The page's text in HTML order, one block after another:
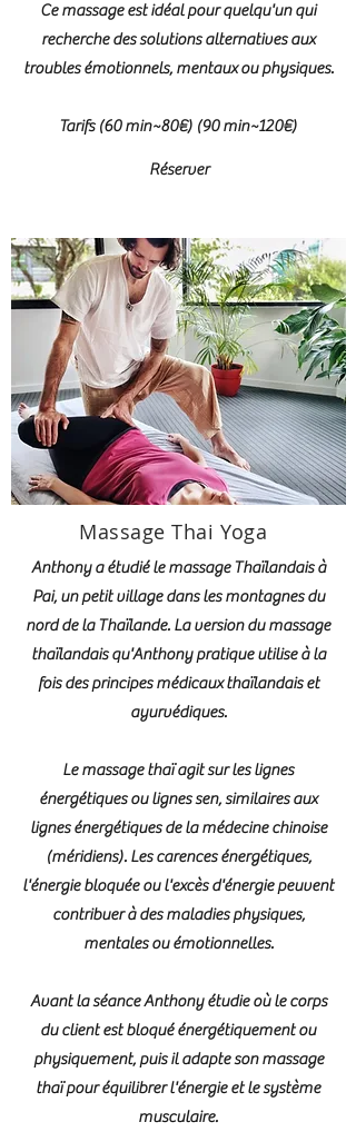
Ce massage est idéal pour quelqu'un qui
recherche des solutions alternatives aux
troubles émotionnels, mentaux ou physiques.
Tarifs (60 min~80€) (90 min~120€)
Réserver
Massage Thai Yoga
Anthony a étudié le massage Thaïlandais à
Pai, un petit village dans les montagnes du
nord de la Thaïlande. La version du massage
thaïlandais qu'Anthony pratique utilise à la
fois des principes médicaux thaïlandais et
ayurvédiques.
Le massage thaï agit sur les lignes
énergétiques ou lignes sen, similaires aux
lignes énergétiques de la médecine chinoise
(méridiens). Les carences énergétiques,
l'énergie bloquée ou l'excès d'énergie peuvent
contribuer à des maladies physiques,
mentales ou émotionnelles.
Avant la séance Anthony étudie où le corps
du client est bloqué énergétiquement ou
physiquement, puis il adapte son massage
thaï pour équilibrer l'énergie et le système
musculaire.